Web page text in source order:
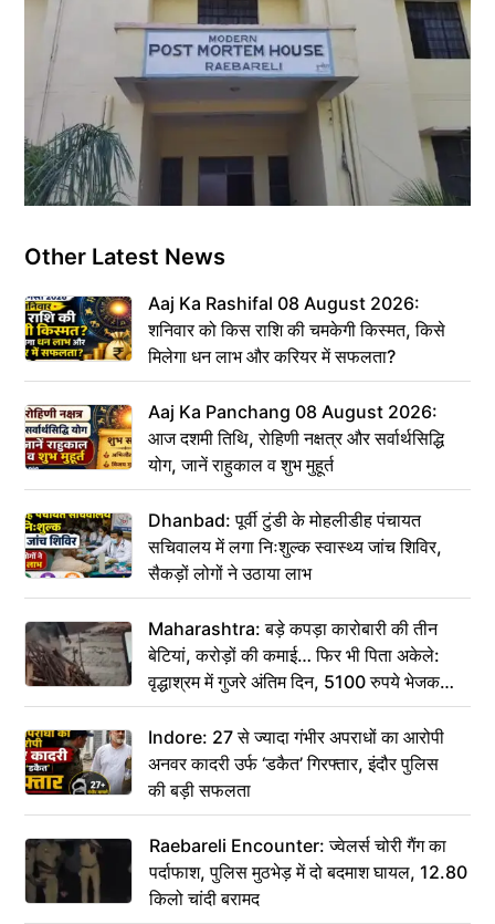
Other Latest News
Aaj Ka Rashifal 08 August 2026:
शनिवार को किस राशि की चमकेगी किस्मत, किसे
मिलेगा धन लाभ और करियर में सफलता?
Aaj Ka Panchang 08 August 2026:
आज दशमी तिथि, रोहिणी नक्षत्र और सर्वार्थसिद्धि
योग, जानें राहुकाल व शुभ मुहूर्त
Dhanbad: पूर्वी टुंडी के मोहलीडीह पंचायत
सचिवालय में लगा निःशुल्क स्वास्थ्य जांच शिविर,
सैकड़ों लोगों ने उठाया लाभ
Maharashtra: बड़े कपड़ा कारोबारी की तीन
बेटियां, करोड़ों की कमाई… फिर भी पिता अकेले:
वृद्धाश्रम में गुजरे अंतिम दिन, 5100 रुपये भेजकर
कहा– अंतिम संस्कार कर दीजिए हम नहीं आ पाएंगे
Indore: 27 से ज्यादा गंभीर अपराधों का आरोपी
अनवर कादरी उर्फ ‘डकैत’ गिरफ्तार, इंदौर पुलिस
की बड़ी सफलता
Raebareli Encounter: ज्वेलर्स चोरी गैंग का
पर्दाफाश, पुलिस मुठभेड़ में दो बदमाश घायल, 12.80
किलो चांदी बरामद